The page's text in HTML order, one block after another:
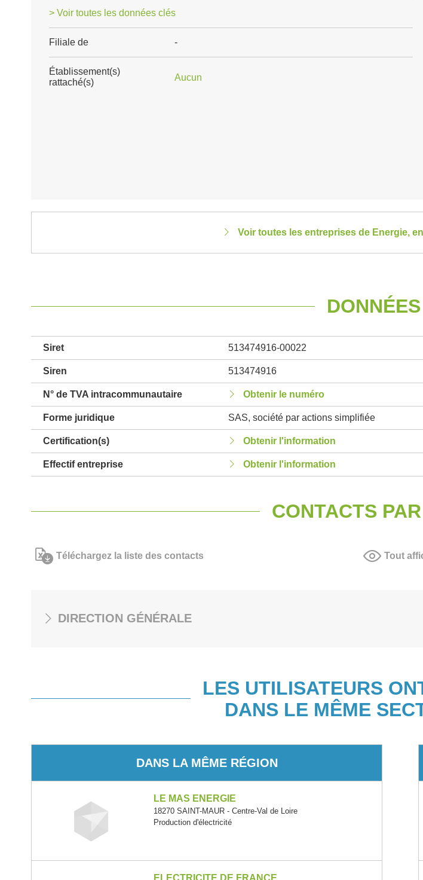
> Voir toutes les données clés
Filiale de -
Établissement(s)
rattaché(s)
Aucun
Voir toutes les entreprises de Energie,
Siret 513474916-00022
Siren 513474916
N° de TVA intracommunautaire Obtenir le numéro
Forme juridique SAS, société par actions simplifiée
Certification(s) Obtenir l'information
Effectif entreprise Obtenir l'information
CONTACTS
Téléchargez la liste des contacts Tout
DIRECTION GÉNÉRALE
LES UTILISATEURS
DANS LE MÊME
DANS LA MÊME RÉGION
LE MAS ENERGIE
18270 SAINT-MAUR - Centre-Val de Loire
Production d'électricité
ELECTRICITE DE FRANCE